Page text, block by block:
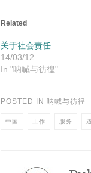
Related
关于社会责任
14/03/12
In "呐喊与彷徨"
POSTED IN 呐喊与彷徨
中国 工作 服务